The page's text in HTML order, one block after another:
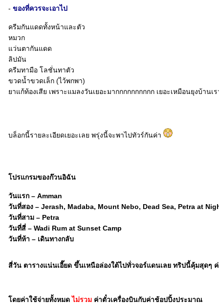
- ของที่ควรจะเอาไป
ครีมกันแดดทั้งหน้าและตัว
หมวก
ว่นตากันแดด
ลิปมัน
ครีมทามือ โลชั่นทาตัว
ขวดน้ำขวดเล็ก (ไว้พกพา)
าแก้ท้องเสีย เพราะแมลงวันเยอะมากกกกกกกกกก เยอะเหมือนยุงบ้านเร
บล็อกนี้รายละเอียดเยอะเลย พรุ่งนี้จะพาไปทัวร์กันค่า
ปรแกรมของก๊วนอิฉัน
วันแรก – Amman
วันที่สอง – Jerash, Madaba, Mount Nebo, Dead Sea, Petra at
วันที่สาม – Petra
วันที่สี่ – Wadi Rum at Sunset Camp
วันที่ห้า – เดินทางกลับ
สี่วัน ตารางแน่นเอี๊ยด ขึ้นเหนือล่องใต้ไปทั่วจอร์แดนเลย ทริปนี้คุ้มสุดๆ
ดยค่าใช้จ่ายทั้งหมดไม่รวม ค่าตั๋วเครื่องบินกับค่าช้อปปิ้งประมาณ